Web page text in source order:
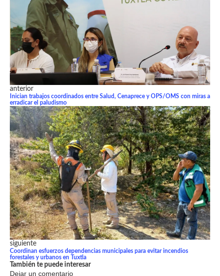
anterior
Inician trabajos coordinados entre Salud, Cenaprece y OPS/OMS con miras a
erradicar el paludismo
siguiente
Coordinan esfuerzos dependencias municipales para evitar incendios
forestales y urbanos en Tuxtla
También te puede interesar
Dejar un comentario